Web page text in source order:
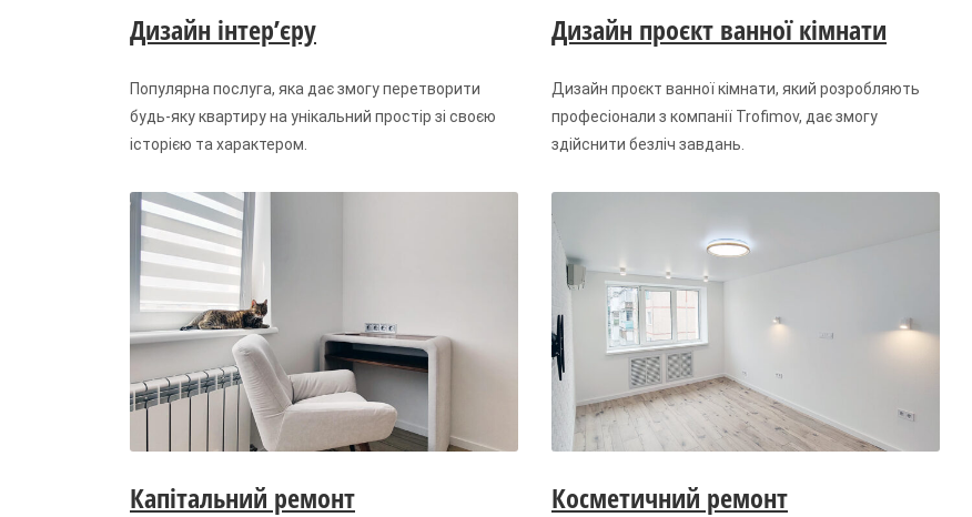
Дизайн інтер’єру
Популярна послуга, яка дає змогу перетворити
будь-яку квартиру на унікальний простір зі своєю
історією та характером.
Дизайн проєкт ванної кімнати
Дизайн проєкт ванної кімнати, який розробляють
професіонали з компанії Trofimov, дає змогу
здійснити безліч завдань.
Капітальний ремонт Косметичний ремонт